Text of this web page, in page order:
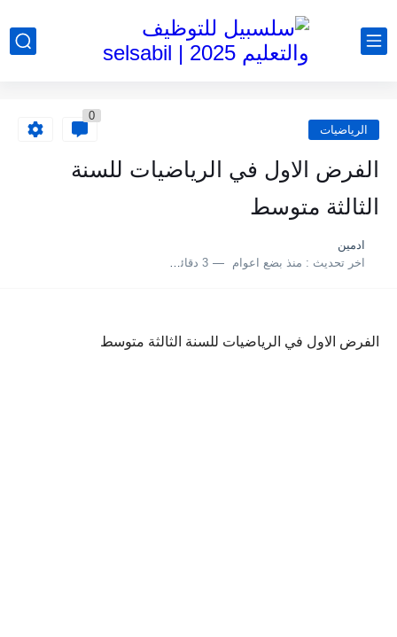
الرياضيات
0
الفرض الاول في الرياضيات للسنة
الثالثة متوسط
ادمين
اخر تحديث : منذ بضع اعوام 3 دقائق للقراءة
الفرض الاول في الرياضيات للسنة الثالثة متوسط